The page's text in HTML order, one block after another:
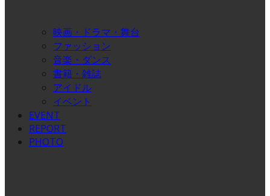
映画・ドラマ・舞台
ファッション
音楽・ダンス
書籍・雑誌
アイドル
イベント
EVENT
REPORT
PHOTO